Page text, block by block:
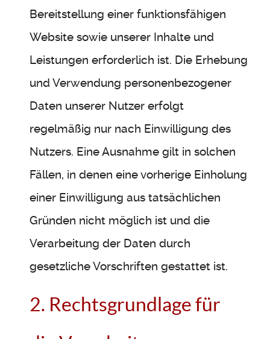
Bereitstellung einer funktionsfähigen
Website sowie unserer Inhalte und
Leistungen erforderlich ist. Die Erhebung
und Verwendung personenbezogener
Daten unserer Nutzer erfolgt
regelmäßig nur nach Einwilligung des
Nutzers. Eine Ausnahme gilt in solchen
Fällen, in denen eine vorherige Einholung
einer Einwilligung aus tatsächlichen
Gründen nicht möglich ist und die
Verarbeitung der Daten durch
gesetzliche Vorschriften gestattet ist.
2. Rechtsgrundlage für